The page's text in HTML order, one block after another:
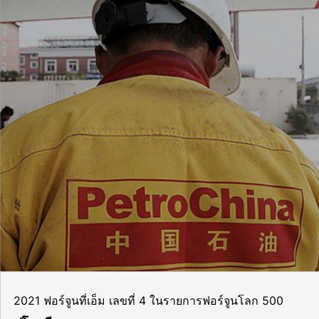
2021 ฟอร์จูนที่เอ็ม เลขที่ 4 ในรายการฟอร์จูนโลก 500